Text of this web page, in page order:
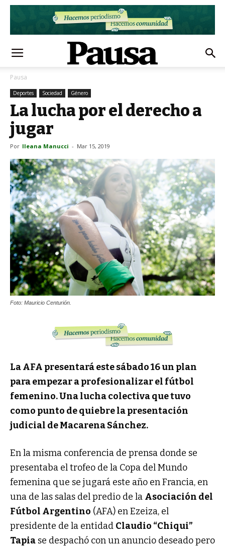
Pausa
Deportes Sociedad Género
La lucha por el derecho a
jugar
Por Ileana Manucci - Mar 15, 2019
Foto: Mauricio Centurión.
La AFA presentará este sábado 16 un plan
para empezar a profesionalizar el fútbol
femenino. Una lucha colectiva que tuvo
como punto de quiebre la presentación
judicial de Macarena Sánchez.
En la misma conferencia de prensa donde se
presentaba el trofeo de la Copa del Mundo
femenina que se jugará este año en Francia, en
una de las salas del predio de la Asociación del
Fútbol Argentino (AFA) en Ezeiza, el
presidente de la entidad Claudio “Chiqui”
Tapia se despachó con un anuncio deseado pero